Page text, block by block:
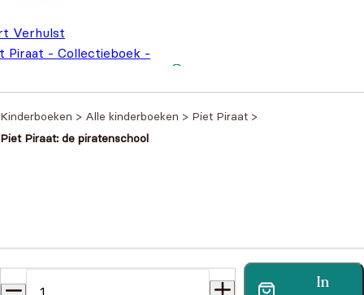
Verhulst
Piraat - Collectieboek -
Kinderboeken > Alle kinderboeken > Piet Piraat >
Piet Piraat: de piratenschool
In
Vind binnen no-time antwoord op je vraag op onze